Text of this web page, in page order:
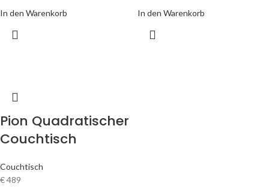
In den Warenkorb In den Warenkorb
Pion Quadratischer
Couchtisch
Couchtisch
€489